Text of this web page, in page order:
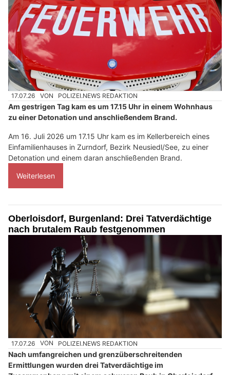
17.07.26 VON POLIZEI.NEWS REDAKTION
Am gestrigen Tag kam es um 17.15 Uhr in einem Wohnhaus
zu einer Detonation und anschließendem Brand.
Am 16. Juli 2026 um 17.15 Uhr kam es im Kellerbereich eines
Einfamilienhauses in Zurndorf, Bezirk Neusiedl/See, zu einer
Detonation und einem daran anschließenden Brand.
Weiterlesen
Oberloisdorf, Burgenland: Drei Tatverdächtige
nach brutalem Raub festgenommen
17.07.26 VON POLIZEI.NEWS REDAKTION
Nach umfangreichen und grenzüberschreitenden
Ermittlungen wurden drei Tatverdächtige im